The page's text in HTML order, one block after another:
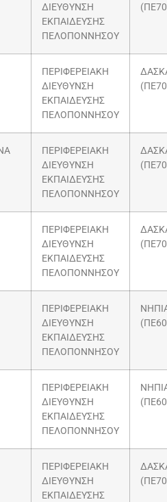
ΔΙΕΥΘΥΝΣΗ
ΕΚΠΑΙΔΕΥΣΗΣ
ΠΕΛΟΠΟΝΝΗΣΟΥ
ΠΕΡΙΦΕΡΕΙΑΚΗ
ΔΙΕΥΘΥΝΣΗ
ΕΚΠΑΙΔΕΥΣΗΣ
ΠΕΛΟΠΟΝΝΗΣΟΥ
ΠΕΡΙΦΕΡΕΙΑΚΗ
ΔΙΕΥΘΥΝΣΗ
ΕΚΠΑΙΔΕΥΣΗΣ
ΠΕΛΟΠΟΝΝΗΣΟΥ
ΠΕΡΙΦΕΡΕΙΑΚΗ
ΔΙΕΥΘΥΝΣΗ
ΕΚΠΑΙΔΕΥΣΗΣ
ΠΕΛΟΠΟΝΝΗΣΟΥ
ΠΕΡΙΦΕΡΕΙΑΚΗ
ΔΙΕΥΘΥΝΣΗ
ΕΚΠΑΙΔΕΥΣΗΣ
ΠΕΛΟΠΟΝΝΗΣΟΥ
ΠΕΡΙΦΕΡΕΙΑΚΗ
ΔΙΕΥΘΥΝΣΗ
ΕΚΠΑΙΔΕΥΣΗΣ
ΠΕΛΟΠΟΝΝΗΣΟΥ
ΠΕΡΙΦΕΡΕΙΑΚΗ
ΔΙΕΥΘΥΝΣΗ
ΕΚΠΑΙΔΕΥΣΗΣ